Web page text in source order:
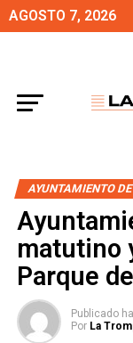
AGOSTO 7, 2026
AYUNTAMIENTO
matutino
Parque
Publicado
Por La